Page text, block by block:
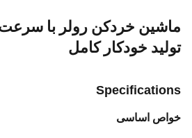
ماشین خردکن رولر با سرعت
تولید خودکار کامل
Specifications
خواص اساسی